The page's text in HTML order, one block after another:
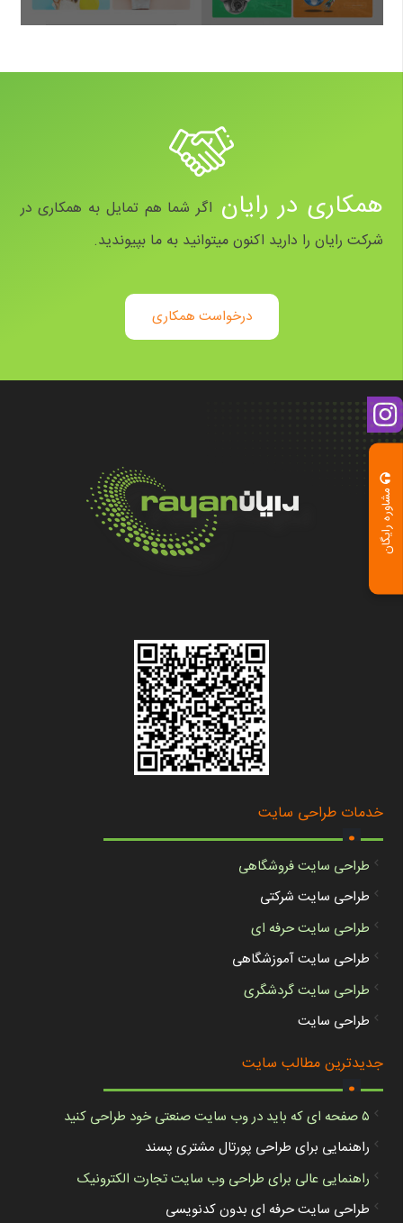
مشاوره رایگان
همکاری در رایان اگر شما هم تمایل به همکاری در
شرکت رایان را دارید اکنون میتوانید به ما بپیوندید.
درخواست همکاری
خدمات طراحی سایت
.
طراحی سایت فروشگاهی
طراحی سایت شرکتی
طراحی سایت حرفه ای
طراحی سایت آموزشگاهی
طراحی سایت گردشگری
طراحی سایت
جدیدترین مطالب سایت
.
۵ صفحه ای که باید در وب سایت صنعتی خود طراحی کنید
راهنمایی برای طراحی پورتال مشتری پسند
راهنمایی عالی برای طراحی وب سایت تجارت الکترونیک
طراحی سایت حرفه ای بدون کدنویسی